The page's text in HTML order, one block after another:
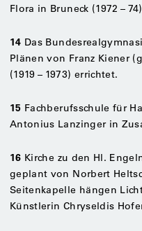
Flora in Bruneck (1972 – 74)
14 Das
Plänen von Franz Kiener
(1919 – 1973) errichtet.
15 Fachberufsschule für
Antonius Lanzinger in
16 Kirche zu den Hl.
geplant von Norbert
Seitenkapelle hängen
Künstlerin Chryseldis